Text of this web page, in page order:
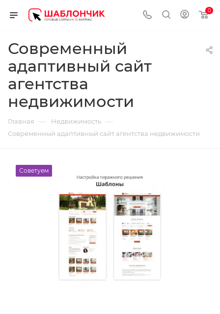
0
Современный
адаптивный сайт
агентства
недвижимости
Главная — Недвижимость —
Современный адаптивный сайт агентства недвижимости
Советуем